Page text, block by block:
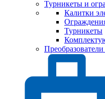
Турникеты и
Калитки
Турникеты